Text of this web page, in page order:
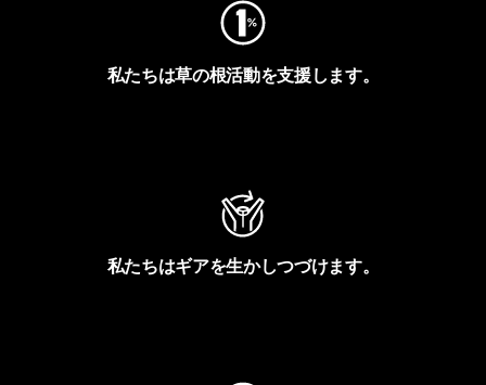
私たちは草の根活動を支援します。
私たちはギアを生かしつづけます。